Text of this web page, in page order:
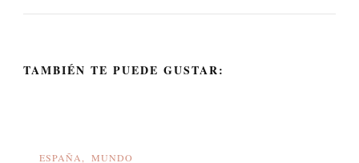
TAMBIÉN TE PUEDE GUSTAR:
ESPAÑA MUNDO